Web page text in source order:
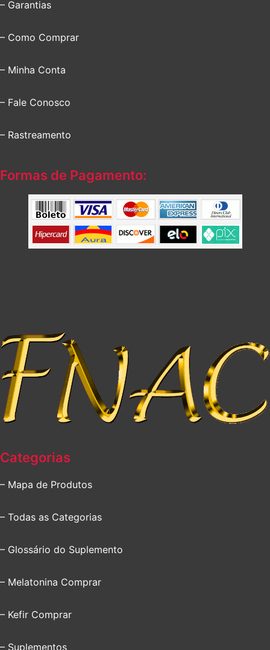
– Garantias
– Como Comprar
– Minha Conta
– Fale Conosco
– Rastreamento
Formas de Pagamento:
Categorias
– Mapa de Produtos
– Todas as Categorias
– Glossário do Suplemento
– Melatonina Comprar
– Kefir Comprar
– Suplementos